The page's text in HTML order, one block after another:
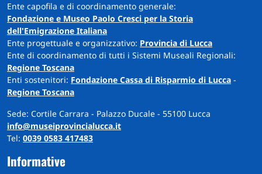
Ente capofila e di coordinamento generale:
Fondazione e Museo Paolo Cresci per la Storia
dell'Emigrazione Italiana
Ente progettuale e organizzativo: Provincia di Lucca
Ente di coordinamento di tutti i Sistemi Museali Regionali:
Regione Toscana
Enti sostenitori: Fondazione Cassa di Risparmio di Lucca -
Regione Toscana
Sede: Cortile Carrara - Palazzo Ducale - 55100 Lucca
info@museiprovincialucca.it
Tel: 0039 0583 417483
Informative